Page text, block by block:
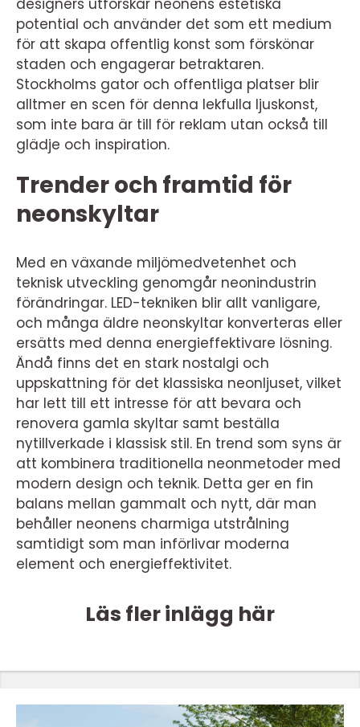
designers utforskar neonens estetiska
potential och använder det som ett medium
för att skapa offentlig konst som förskönar
staden och engagerar betraktaren.
Stockholms gator och offentliga platser blir
alltmer en scen för denna lekfulla ljuskonst,
som inte bara är till för reklam utan också till
glädje och inspiration.
Trender och framtid för
neonskyltar
Med en växande miljömedvetenhet och
teknisk utveckling genomgår neonindustrin
förändringar. LED-tekniken blir allt vanligare,
och många äldre neonskyltar konverteras eller
ersätts med denna energieffektivare lösning.
Ändå finns det en stark nostalgi och
uppskattning för det klassiska neonljuset, vilket
har lett till ett intresse för att bevara och
renovera gamla skyltar samt beställa
nytillverkade i klassisk stil. En trend som syns är
att kombinera traditionella neonmetoder med
modern design och teknik. Detta ger en fin
balans mellan gammalt och nytt, där man
behåller neonens charmiga utstrålning
samtidigt som man införlivar moderna
element och energieffektivitet.
Läs fler inlägg här